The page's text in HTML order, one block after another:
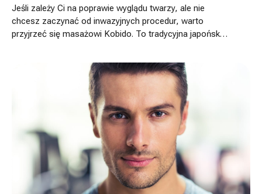
Jeśli zależy Ci na poprawie wyglądu twarzy, ale nie
chcesz zaczynać od inwazyjnych procedur, warto
przyjrzeć się masażowi Kobido. To tradycyjna japońska
zabiegów estetycznych. Kobido działa głęboko: pobudza
krążenie, stymuluje mięśnie, wspiera przepływ limfy i
przywraca skórze napięcie oraz promienność.